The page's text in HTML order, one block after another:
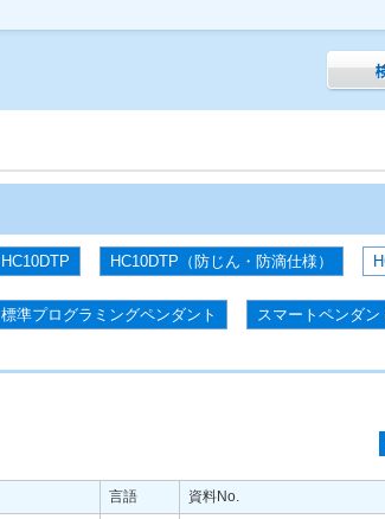
HC10DTP HC10DTP（防じん・防滴仕様）
標準プログラミングペンダント スマートペンダン
言語 資料No.